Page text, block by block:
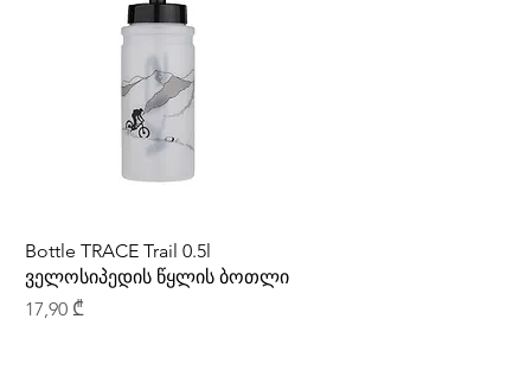
Bottle TRACE Trail 0.5l
ველოსიპედის წყლის ბოთლი
Price
17,90 ₾